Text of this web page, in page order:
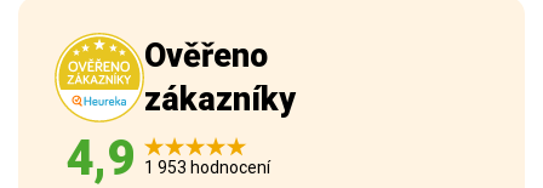
Ověřeno
zákazníky
4,9 1 953 hodnocení